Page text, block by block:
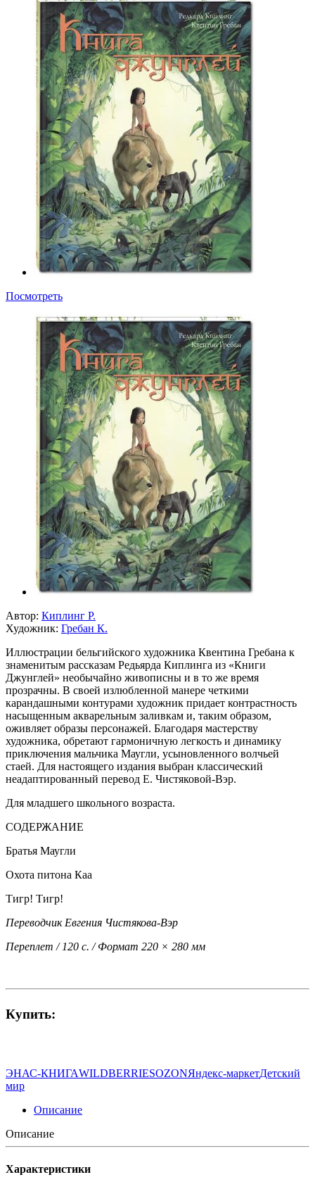
Посмотреть
Автор: Киплинг Р.
Художник: Гребан К.
Иллюстрации бельгийского художника Квентина Гребана к
знаменитым рассказам Редьярда Киплинга из «Книги
Джунглей» необычайно живописны и в то же время
прозрачны. В своей излюбленной манере четкими
карандашными контурами художник придает контрастность
насыщенным акварельным заливкам и, таким образом,
оживляет образы персонажей. Благодаря мастерству
художника, обретают гармоничную легкость и динамику
приключения мальчика Маугли, усыновленного волчьей
стаей. Для настоящего издания выбран классический
неадаптированный перевод Е. Чистяковой-Вэр.
Для младшего школьного возраста.
СОДЕРЖАНИЕ
Братья Маугли
Охота питона Каа
Тигр! Тигр!
Переводчик Евгения Чистякова-Вэр
Переплет / 120 с. / Формат 220 × 280 мм
Купить:
ЭНАС-КНИГАWILDBERRIESOZONЯндекс-маркетДетский
мир
Описание
Описание
Характеристики